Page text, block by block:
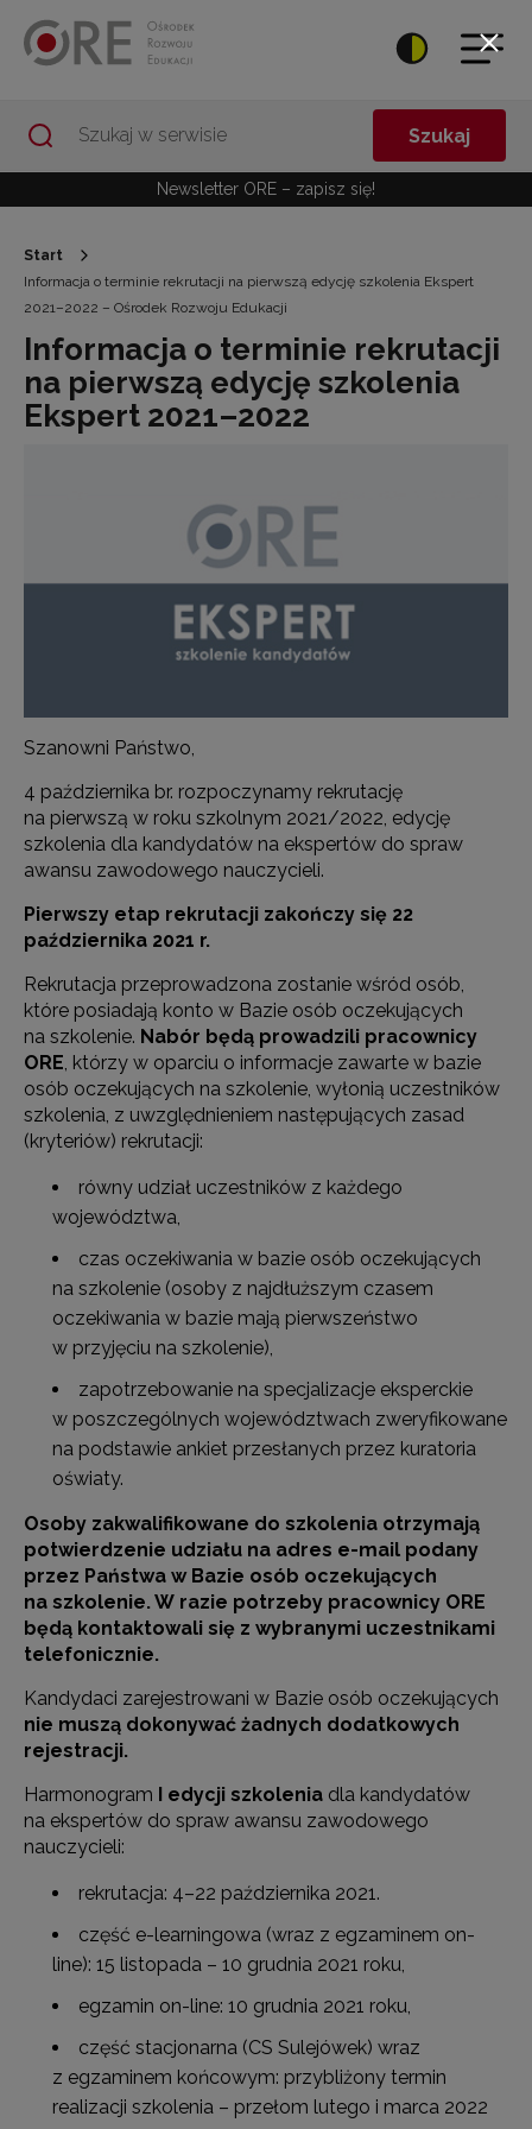
Szukaj
Newsletter ORE – zapisz się!
Start
Informacja o terminie rekrutacji na pierwszą edycję szkolenia Ekspert
2021–2022 – Ośrodek Rozwoju Edukacji
Informacja o terminie rekrutacji
na pierwszą edycję szkolenia
Ekspert 2021–2022
Szanowni Państwo,
4 października br. rozpoczynamy rekrutację
na pierwszą w roku szkolnym 2021/2022, edycję
szkolenia dla kandydatów na ekspertów do spraw
awansu zawodowego nauczycieli.
Pierwszy etap rekrutacji zakończy się 22
października 2021 r.
Rekrutacja przeprowadzona zostanie wśród osób,
które posiadają konto w Bazie osób oczekujących
na szkolenie. Nabór będą prowadzili pracownicy
ORE , którzy w oparciu o informacje zawarte w bazie
osób oczekujących na szkolenie, wyłonią uczestników
szkolenia, z uwzględnieniem następujących zasad
(kryteriów) rekrutacji:
równy udział uczestników z każdego
województwa,
czas oczekiwania w bazie osób oczekujących
na szkolenie (osoby z najdłuższym czasem
oczekiwania w bazie mają pierwszeństwo
w przyjęciu na szkolenie),
zapotrzebowanie na specjalizacje eksperckie
w poszczególnych województwach zweryfikowane
na podstawie ankiet przesłanych przez kuratoria
oświaty.
Osoby zakwalifikowane do szkolenia otrzymają
potwierdzenie udziału na adres e-mail podany
przez Państwa w Bazie osób oczekujących
na szkolenie. W razie potrzeby pracownicy ORE
będą kontaktowali się z wybranymi uczestnikami
telefonicznie.
Kandydaci zarejestrowani w Bazie osób oczekujących
nie muszą dokonywać żadnych dodatkowych
rejestracji.
Harmonogram I edycji szkolenia dla kandydatów
na ekspertów do spraw awansu zawodowego
nauczycieli:
rekrutacja: 4–22 października 2021.
część e-learningowa (wraz z egzaminem on-
line): 15 listopada – 10 grudnia 2021 roku,
egzamin on-line: 10 grudnia 2021 roku,
część stacjonarna (CS Sulejówek) wraz
z egzaminem końcowym: przybliżony termin
realizacji szkolenia – przełom lutego i marca 2022